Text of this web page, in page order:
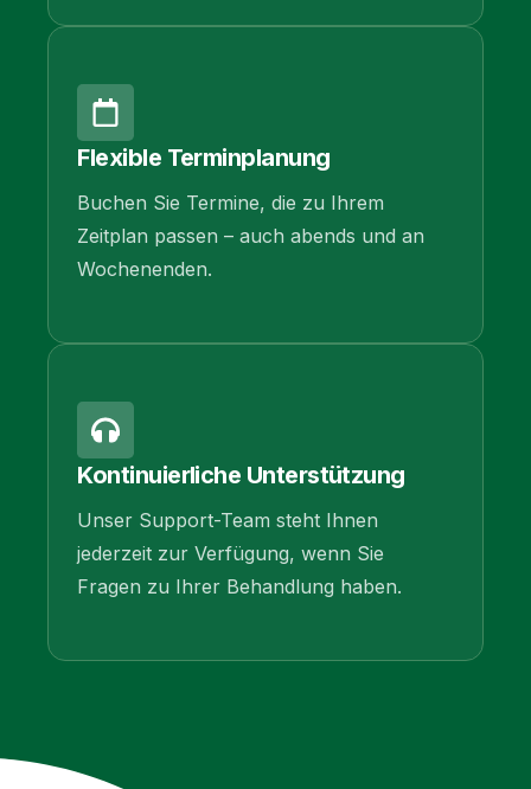
Flexible Terminplanung
Buchen Sie Termine, die zu Ihrem
Zeitplan passen – auch abends und an
Wochenenden.
Kontinuierliche Unterstützung
Unser Support-Team steht Ihnen
jederzeit zur Verfügung, wenn Sie
Fragen zu Ihrer Behandlung haben.